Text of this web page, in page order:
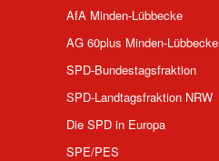
AfA Minden-Lübbecke
AG 60plus Minden-Lübbecke
SPD-Bundestagsfraktion
SPD-Landtagsfraktion NRW
Die SPD in Europa
SPE/PES